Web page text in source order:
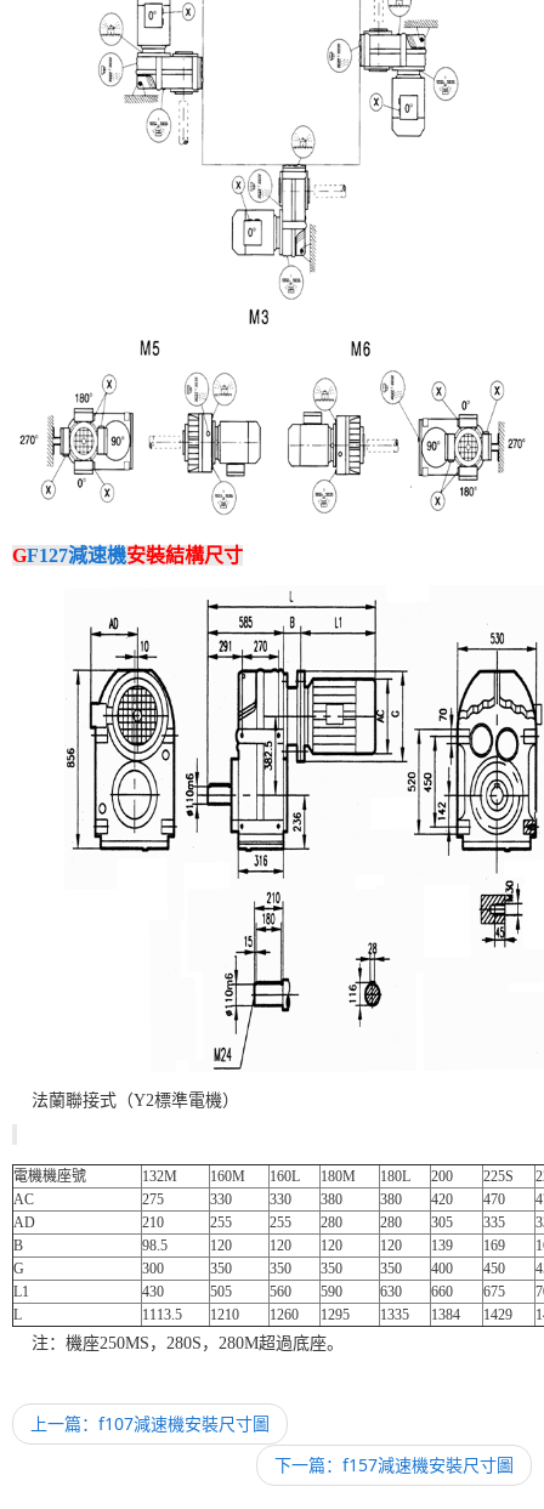
GF127減速機安裝結構尺寸
法蘭聯接式（Y2標準電機）
電機機座號 132M 160M 160L 180M 180L 200 225S
AC
275 330 330 380 380 420 470
AD
210 255 255 280 280 305 335
B
98.5 120 120 120 120 139 169
G
300 350 350 350 350 400 450
L1
430 505 560 590 630 660 675
L
1113.5 1210 1260 1295 1335 1384 1429
注：機座250MS，280S，280M超過底座。
上一篇：f107減速機安裝尺寸圖
下一篇：f157減速機安裝尺寸圖